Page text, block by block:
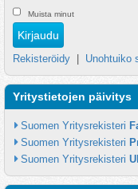
Muista minut
Rekisteröidy Unohtuiko
Yritystietojen päivitys
Suomen Yritysrekisteri
Suomen Yritysrekisteri
Suomen Yritysrekisteri